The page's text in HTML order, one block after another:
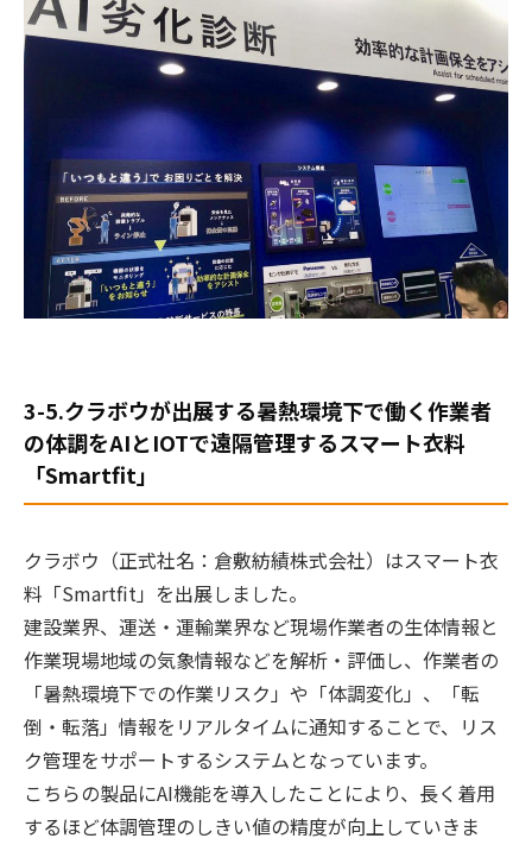
3-5.クラボウが出展する暑熱環境下で働く作業者
の体調をAIとIOTで遠隔管理するスマート衣料
「Smartfit」
クラボウ（正式社名：倉敷紡績株式会社）はスマート衣
料「Smartfit」を出展しました。
建設業界、運送・運輸業界など現場作業者の生体情報と
作業現場地域の気象情報などを解析・評価し、作業者の
「暑熱環境下での作業リスク」や「体調変化」、「転
倒・転落」情報をリアルタイムに通知することで、リス
ク管理をサポートするシステムとなっています。
こちらの製品にAI機能を導入したことにより、長く着用
するほど体調管理のしきい値の精度が向上していきま